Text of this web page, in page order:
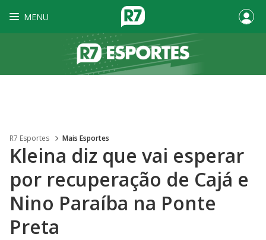
MENU
R7 Esportes Mais Esportes
Kleina diz que vai esperar
por recuperação de Cajá e
Nino Paraíba na Ponte
Preta